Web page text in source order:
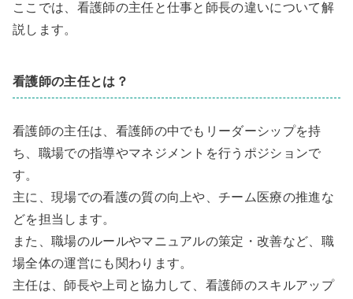
ここでは、看護師の主任と仕事と師長の違いについて解
説します。
看護師の主任とは？
看護師の主任は、看護師の中でもリーダーシップを持
ち、職場での指導やマネジメントを行うポジションで
す。
主に、現場での看護の質の向上や、チーム医療の推進な
どを担当します。
また、職場のルールやマニュアルの策定・改善など、職
場全体の運営にも関わります。
主任は、師長や上司と協力して、看護師のスキルアップ